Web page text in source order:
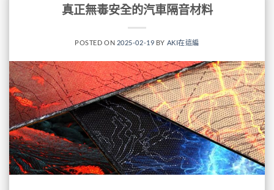
真正無毒安全的汽車隔音材料
POSTED ON 2025-02-19 BY AKI在這編